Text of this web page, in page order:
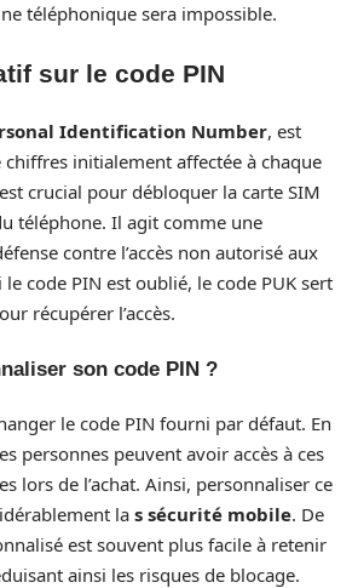
téléphonique sera impossible.
sur le code PIN
Identification Number, est
chiffres initialement affectée à chaque
crucial pour débloquer la carte SIM
téléphone. Il agit comme une
contre l’accès non autorisé aux
code PIN est oublié, le code PUK sert
récupérer l’accès.
son code PIN ?
le code PIN fourni par défaut. En
personnes peuvent avoir accès à ces
lors de l’achat. Ainsi, personnaliser ce
la s sécurité mobile. De
est souvent plus facile à retenir
ainsi les risques de blocage.